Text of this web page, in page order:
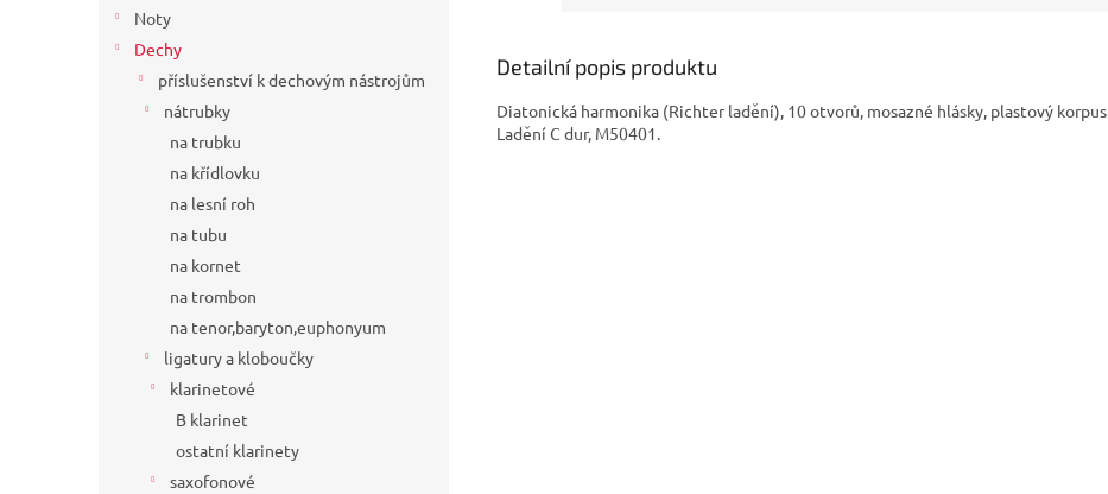
Noty
Dechy
příslušenství k dechovým nástrojům
nátrubky
na trubku
na křídlovku
na lesní roh
na tubu
na kornet
na trombon
na tenor,baryton,euphonyum
ligatury a kloboučky
klarinetové
B klarinet
ostatní klarinety
saxofonové
Detailní popis produktu
Diatonická harmonika (Richter ladění), 10 otvorů, mosazné hlásky, plastový korpus.
Ladění C dur, M50401.